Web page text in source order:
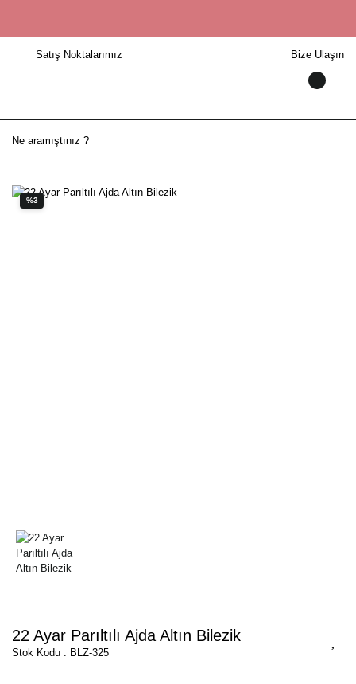
Satış Noktalarımız Bize Ulaşın
%3
22 Ayar Parıltılı Ajda Altın Bilezik
Stok Kodu : BLZ-325